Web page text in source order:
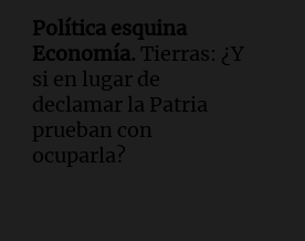
Política esquina
Economía. Tierras: ¿Y
si en lugar de
declamar la Patria
prueban con
ocuparla?